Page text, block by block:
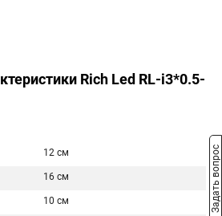
Rich Led RL-i3*0.5-
12 см
16 см
10 см Задать вопрос